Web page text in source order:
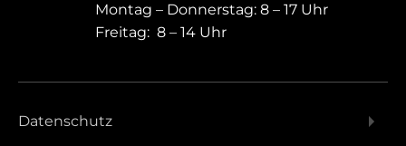
Montag – Donnerstag: 8 – 17 Uhr
Freitag: 8 – 14 Uhr
Datenschutz